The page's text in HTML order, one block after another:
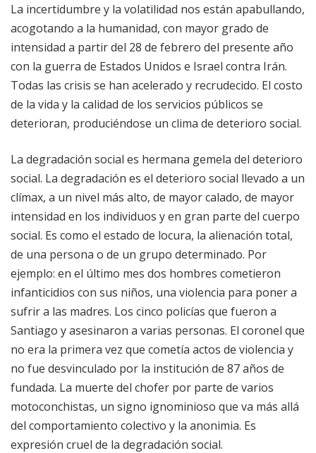
La incertidumbre y la volatilidad nos están apabullando,
acogotando a la humanidad, con mayor grado de
intensidad a partir del 28 de febrero del presente año
con la guerra de Estados Unidos e Israel contra Irán.
Todas las crisis se han acelerado y recrudecido. El costo
de la vida y la calidad de los servicios públicos se
deterioran, produciéndose un clima de deterioro social.
La degradación social es hermana gemela del deterioro
social. La degradación es el deterioro social llevado a un
clímax, a un nivel más alto, de mayor calado, de mayor
intensidad en los individuos y en gran parte del cuerpo
social. Es como el estado de locura, la alienación total,
de una persona o de un grupo determinado. Por
ejemplo: en el último mes dos hombres cometieron
infanticidios con sus niños, una violencia para poner a
sufrir a las madres. Los cinco policías que fueron a
Santiago y asesinaron a varias personas. El coronel que
no era la primera vez que cometía actos de violencia y
no fue desvinculado por la institución de 87 años de
fundada. La muerte del chofer por parte de varios
motoconchistas, un signo ignominioso que va más allá
del comportamiento colectivo y la anonimia. Es
expresión cruel de la degradación social.